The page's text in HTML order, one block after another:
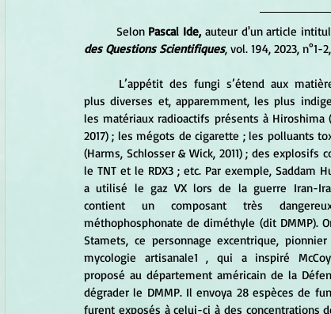
	Selon
Pascal Ide, auteur d'un article
des Questions Scientifiques, vol. 194, 2023, n°1-
plus diverses et, apparemment, les plus
les matériaux radioactifs présents à Hiroshima
2017) ; les mégots de cigarette ; les polluants
(Harms, Schlosser & Wick, 2011) ; des explosifs
le TNT et le RDX3 ; etc. Par exemple, Saddam
a utilisé le gaz VX lors de la guerre Iran-
contient un composant très
méthophosphonate de diméthyle (dit DMMP).
Stamets, ce personnage excentrique,
mycologie artisanale1 , qui a inspiré
proposé au département américain de la
dégrader le DMMP. Il envoya 28 espèces de
furent exposés à celui-ci à des concentrations